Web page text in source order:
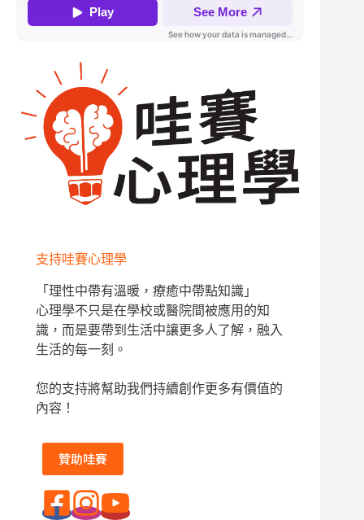
支持哇賽心理學
「理性中帶有溫暖，療癒中帶點知識」
心理學不只是在學校或醫院間被應用的知
識，而是要帶到生活中讓更多人了解，融入
生活的每一刻。
您的支持將幫助我們持續創作更多有價值的
內容！
贊助哇賽